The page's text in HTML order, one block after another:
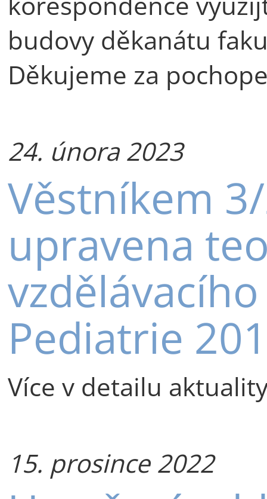
budovy děkanátu
Děkujeme za
24. února 2023
Věstníkem
upravena
Pediatrie
Více v detailu
15. prosince 2022